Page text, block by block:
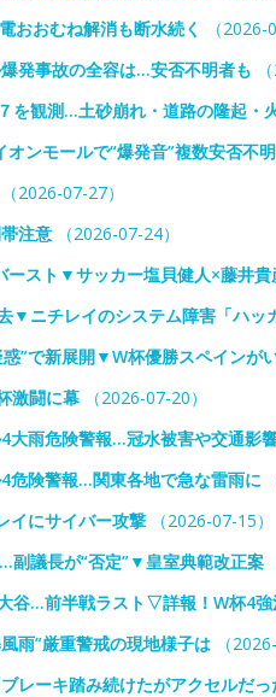
おおむね解消も断水続く
（2026-
発事故の全容は…安否不明者も
を観測…土砂崩れ・道路の隆起・
ンモールで“爆発音”複数安否不明
（2026-07-27）
注意 （2026-07-24）
スト▼サッカー塩貝健人×藤井貴
ニチレイのシステム障害「ハッ
”で新展開▼W杯優勝スペインが
激闘に幕 （2026-07-20）
大雨危険警報…冠水被害や交通影
危険警報…関東各地で急な雷雨に
にサイバー攻撃 （2026-07-15）
副議長が“否定”▼皇室典範改正案
…前半戦ラスト▽詳報！W杯4強
雨”厳重警戒の現地様子は （
ーキ踏み続けたがアクセルだっ